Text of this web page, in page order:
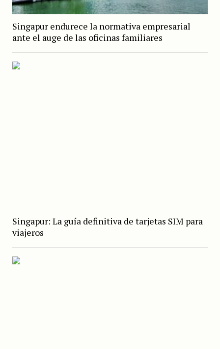
Singapur endurece la normativa empresarial
ante el auge de las oficinas familiares
Singapur: La guía definitiva de tarjetas SIM para
viajeros